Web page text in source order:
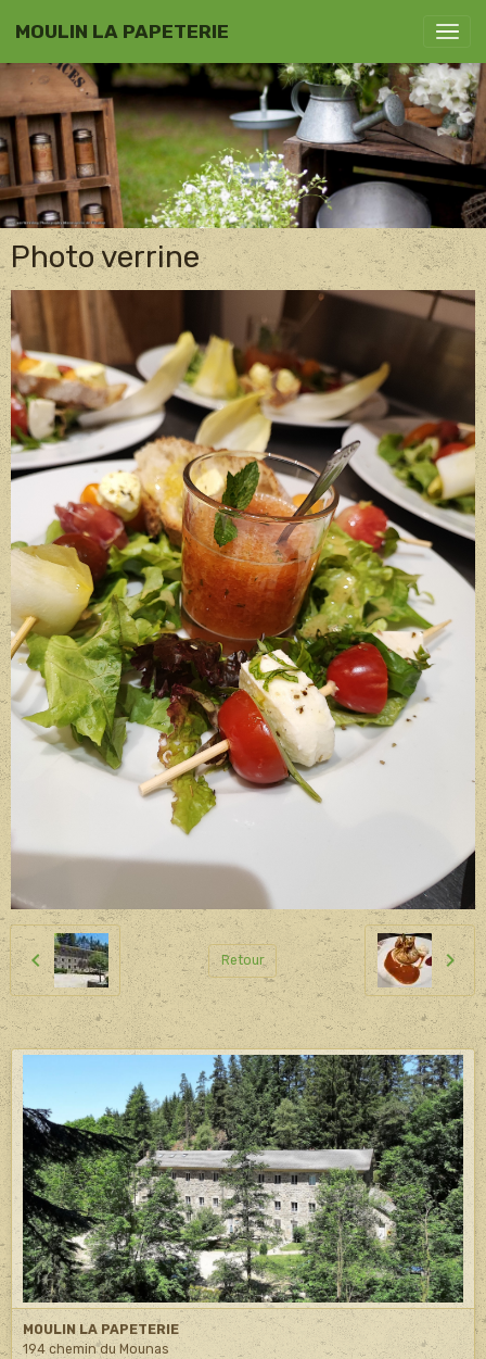
MOULIN LA PAPETERIE
Photo verrine
Retour
MOULIN LA PAPETERIE
194 chemin du Mounas